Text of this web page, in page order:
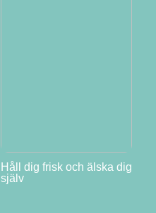
Håll dig frisk och älska dig
själv